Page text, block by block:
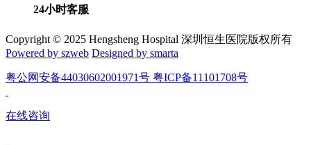
24小时客服
Copyright © 2025 Hengsheng Hospital 深圳恒生医院版权所有
Powered by szweb Designed by smarta
粤公网安备44030602001971号 粤ICP备11101708号
在线咨询